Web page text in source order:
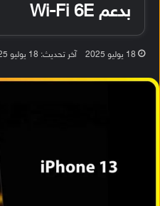
بدعم Wi-Fi 6E
18 يوليو 2025 آخر تحديث: 18 يوليو 2025